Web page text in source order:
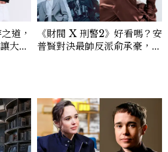
道，
大家
《財閥 X 刑警2》好看嗎？安
普賢對決最帥反派俞承豪，鄭